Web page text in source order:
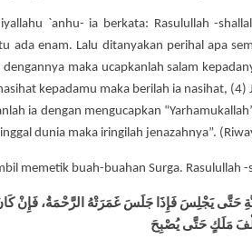
`anhu- ia berkata: Rasulullah -
ada enam. Lalu ditanyakan perihal apa
maka ucapkanlah salam
kepadamu maka berilah ia nasihat, (4)
ia dengan mengucapkan
dunia maka iringilah jenazahnya”.
memetik buah-buahan Surga. Rasulullah
حَتَّى يَجْلِسَ فَإِذَا جَلَسَ غَمَرَتْهُ الرَّحْمَةُ، فَإِنْ
مَلَكٍ حَتَّى يُصْبِحَ